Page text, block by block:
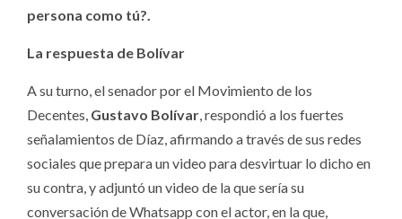
persona como tú?.
La respuesta de Bolívar
A su turno, el senador por el Movimiento de los
Decentes, Gustavo Bolívar, respondió a los fuertes
señalamientos de Díaz, afirmando a través de sus redes
sociales que prepara un video para desvirtuar lo dicho en
su contra, y adjuntó un video de la que sería su
conversación de Whatsapp con el actor, en la que,